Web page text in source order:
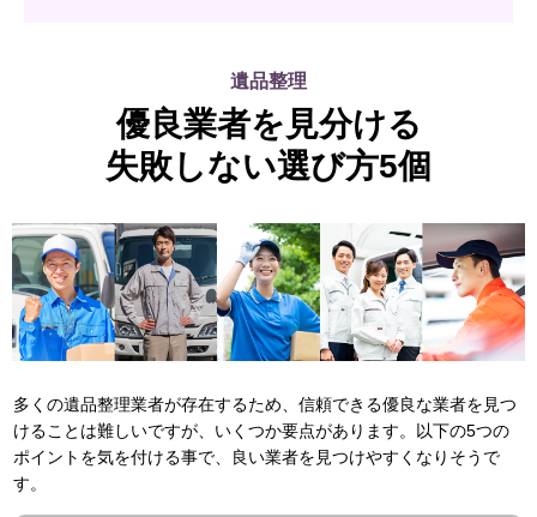
遺品整理
優良業者を見分ける
失敗しない選び方5個
多くの遺品整理業者が存在するため、信頼できる優良な業者を見つ
けることは難しいですが、いくつか要点があります。以下の5つの
ポイントを気を付ける事で、良い業者を見つけやすくなりそうで
す。